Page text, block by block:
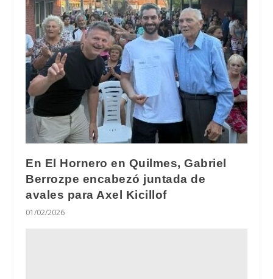
En El Hornero en Quilmes, Gabriel
Berrozpe encabezó juntada de
avales para Axel Kicillof
01/02/2026